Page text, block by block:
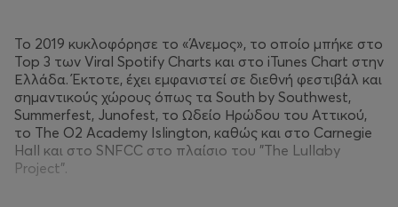
Το 2019 κυκλοφόρησε το «Άνεμος», το οποίο μπήκε στο
Top 3 των Viral Spotify Charts και στο iTunes Chart στην
Ελλάδα. Έκτοτε, έχει εμφανιστεί σε διεθνή φεστιβάλ και
σημαντικούς χώρους όπως τα South by Southwest,
Summerfest, Junofest, το Ωδείο Ηρώδου του Αττικού,
το The O2 Academy Islington, καθώς και στο Carnegie
Hall και στο SNFCC στο πλαίσιο του "The Lullaby
Project".